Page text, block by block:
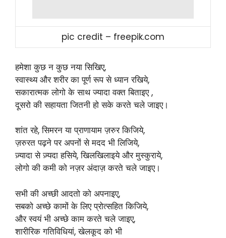
pic credit – freepik.com
हमेशा कुछ न कुछ नया सिखिए,
स्वास्थ्य और शरीर का पूर्ण रूप से ध्यान रखिये,
सकारात्मक लोगो के साथ ज्यादा वक्त बिताइए ,
दूसरो की सहायता जितनी हो सके करते चले जाइए।
शांत रहे, सिमरन या प्राणायाम ज़रुर किजिये,
ज़रुरत पढ़ने पर अपनों से मदद भी लिजिये,
ज़्यादा से ज़्यदा हसिये, खिलखिलाइये और मुस्कुराये,
लोगो की कमी को नज़र अंदाज़ करते चले जाइए।
सभी की अच्छी आदतो को अपनाइए,
सबको अच्छे कामों के लिए प्रोत्सहित किजिये,
और स्वयं भी अच्छे काम करते चले जाइए,
शारीरिक गतिविधियां, खेलकूद को भी